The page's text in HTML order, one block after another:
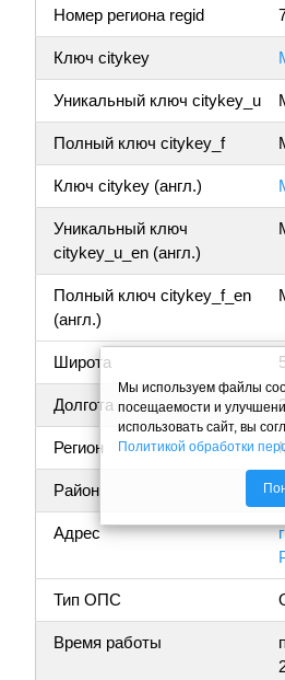
Номер региона regid
Ключ citykey
Уникальный ключ citykey_u
Полный ключ citykey_f
Ключ citykey (англ.)
Уникальный ключ
citykey_u_en (англ.)
Полный ключ citykey_f_en
(англ.)
Широта
Долгота
Регион
Район
Адрес
Тип ОПС
Время работы
Мы используем файлы
посещаемости и
использовать сайт, вы
Политикой обработки